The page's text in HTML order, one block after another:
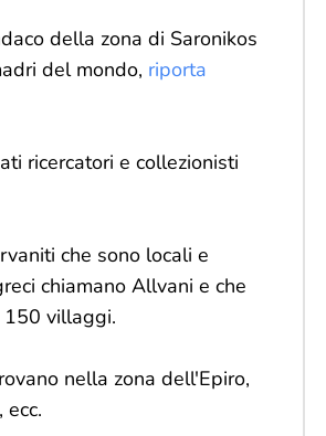
della zona di Saronikos
del mondo, riporta
ricercatori e collezionisti
che sono locali e
chiamano Allvani e che
150 villaggi.
nella zona dell'Epiro,